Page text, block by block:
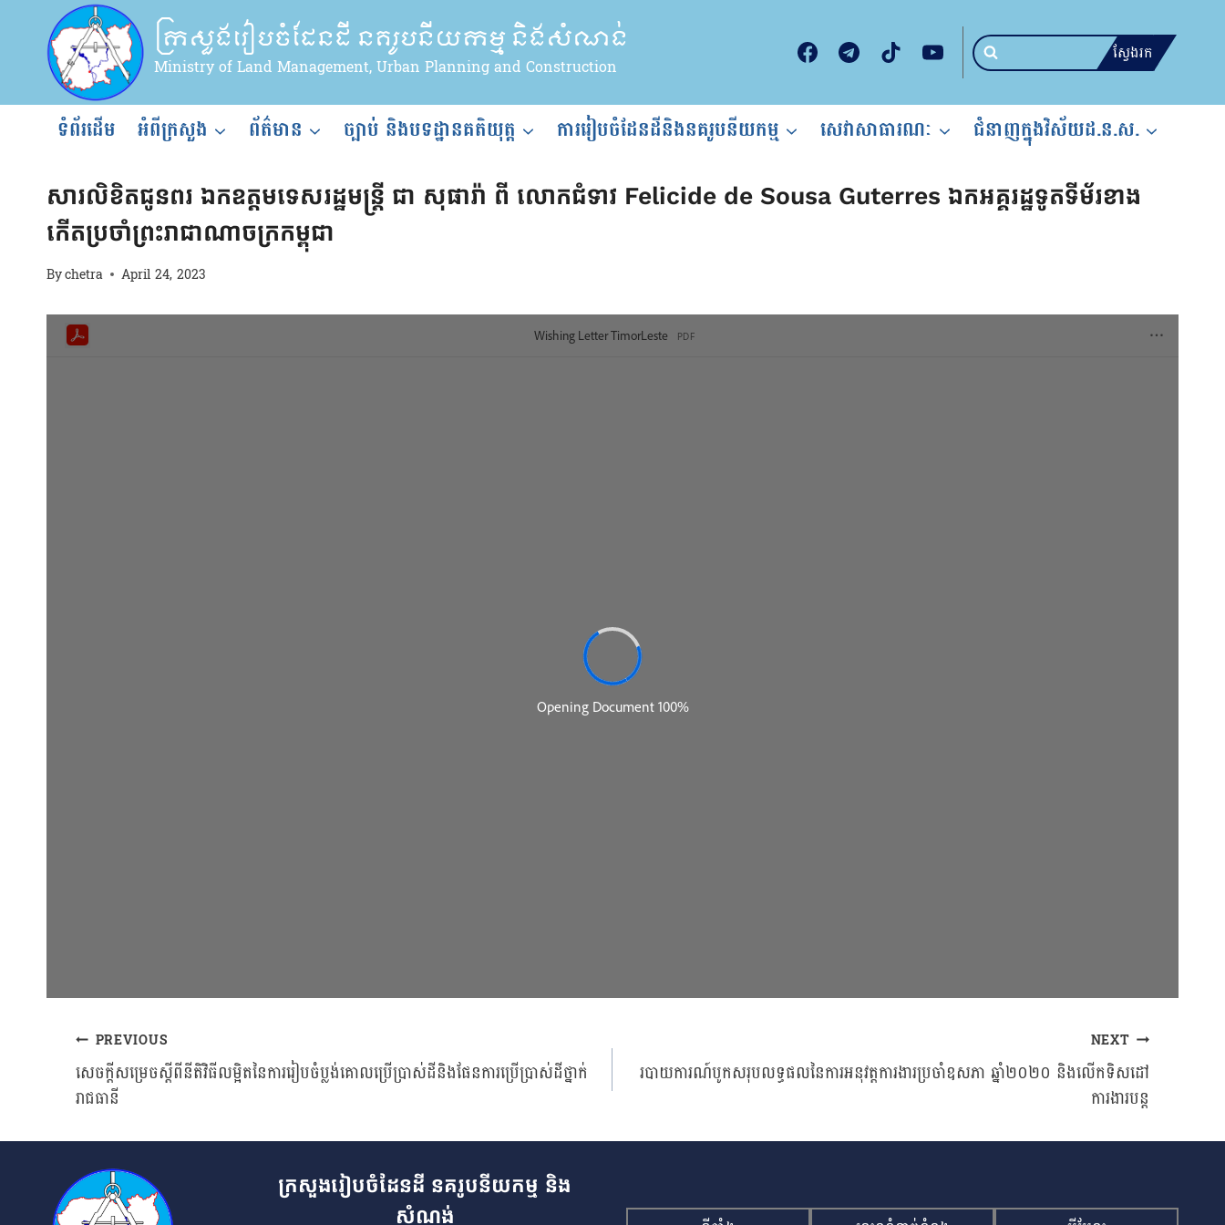
content
ក្រសួងរៀបចំដែនដី នគរូបនីយកម្ម និងសំណង់
Ministry of Land Management, Urban Planning and Construction
ស្វែងរក
ទំព័រដើម អំពីក្រសួង ព័ត៌មាន ច្បាប់ និងបទដ្ឋានគតិយុត្ត ការរៀបចំដែនដីនិងនគរូបនីយកម្ម សេវាសាធារណៈ ជំនាញក្នុងវិស័យដ.ន.ស.
សារលិខិតជូនពរ ឯកឧត្តមទេសរដ្ឋមន្ត្រី ជា សុផារ៉ា ពី លោកជំទាវ Felicide de Sousa Guterres ឯកអគ្គរដ្ឋទូតទីម័រខាង
កើតប្រចាំព្រះរាជាណាចក្រកម្ពុជា
Bychetra April 24, 2023
Post
navigation
PREVIOUS
សេចក្ដីសម្រេចស្ដីពីនីតិវិធីលម្អិតនៃការរៀបចំប្លង់គោលប្រើប្រាស់ដីនិងផែនការប្រើប្រាស់ដីថ្នាក់
រាជធានី
NEXT
របាយការណ៍បូកសរុបលទ្ធផលនៃការអនុវត្តការងារប្រចាំឧសភា ឆ្នាំ២០២០ និងលើកទិសដៅ
ការងារបន្ត
ក្រសួងរៀបចំដែនដី នគរូបនីយកម្ម និង
សំណង់